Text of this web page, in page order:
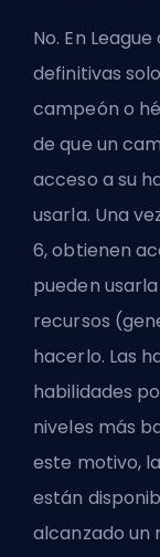
No. En
definitivas
campeón o
de que un
acceso a su
usarla. Una
6, obtienen
pueden
recursos
hacerlo. Las
habilidades
niveles más
este motivo,
están
alcanzado un